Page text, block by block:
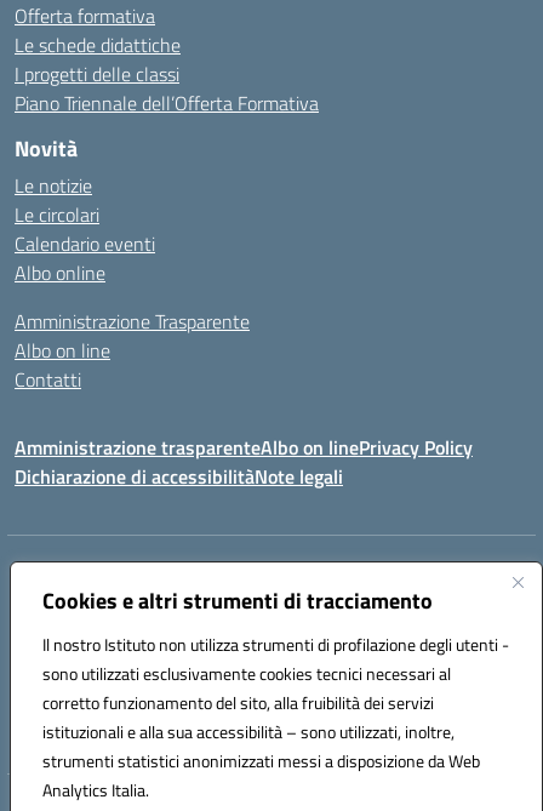
Cookies e altri strumenti di tracciamento
Il nostro Istituto non utilizza strumenti di profilazione degli utenti -
sono utilizzati esclusivamente cookies tecnici necessari al
corretto funzionamento del sito, alla fruibilità dei servizi
istituzionali e alla sua accessibilità – sono utilizzati, inoltre,
strumenti statistici anonimizzati messi a disposizione da Web
Analytics Italia.
Offerta formativa
Le schede didattiche
I progetti delle classi
Piano Triennale dell’Offerta Formativa
Novità
Le notizie
Le circolari
Calendario eventi
Albo online
Amministrazione Trasparente
Albo on line
Contatti
Amministrazione trasparenteAlbo on linePrivacy Policy
Dichiarazione di accessibilitàNote legali
Indirizzo:
Centralino:078170786 Email:caic875002@istruzione.it
Codice fiscale: 90027700922
Codice meccanografico:
CAIC875002
Codice unico di fatturazione (CUF): UFVRG0